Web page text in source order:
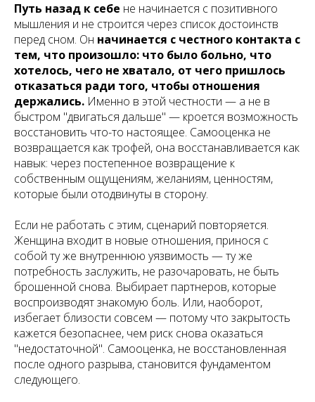
Путь назад к себе не начинается с позитивного
мышления и не строится через список достоинств
перед сном. Он начинается с честного контакта с
тем, что произошло: что было больно, что
хотелось, чего не хватало, от чего пришлось
отказаться ради того, чтобы отношения
держались. Именно в этой честности — а не в
быстром "двигаться дальше" — кроется возможность
восстановить что-то настоящее. Самооценка не
возвращается как трофей, она восстанавливается как
навык: через постепенное возвращение к
собственным ощущениям, желаниям, ценностям,
которые были отодвинуты в сторону.
Если не работать с этим, сценарий повторяется.
Женщина входит в новые отношения, принося с
собой ту же внутреннюю уязвимость — ту же
потребность заслужить, не разочаровать, не быть
брошенной снова. Выбирает партнеров, которые
воспроизводят знакомую боль. Или, наоборот,
избегает близости совсем — потому что закрытость
кажется безопаснее, чем риск снова оказаться
"недостаточной". Самооценка, не восстановленная
после одного разрыва, становится фундаментом
следующего.